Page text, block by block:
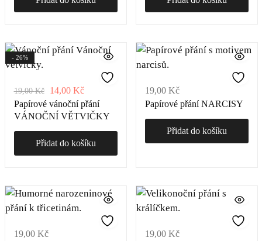
- 26%
19,00Kč 14,00 Kč
Papírové vánoční přání
VÁNOČNÍ VĚTVIČKY
Přidat do košíku
19,00 Kč
Papírové přání NARCISY
Přidat do košíku
19,00 Kč
19,00 Kč